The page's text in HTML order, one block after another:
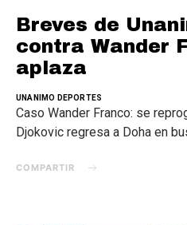
Breves de
contra Wander
aplaza
UNANIMO DEPORTES
Caso Wander Franco: se
Djokovic regresa a Doha en
COMPARTIR